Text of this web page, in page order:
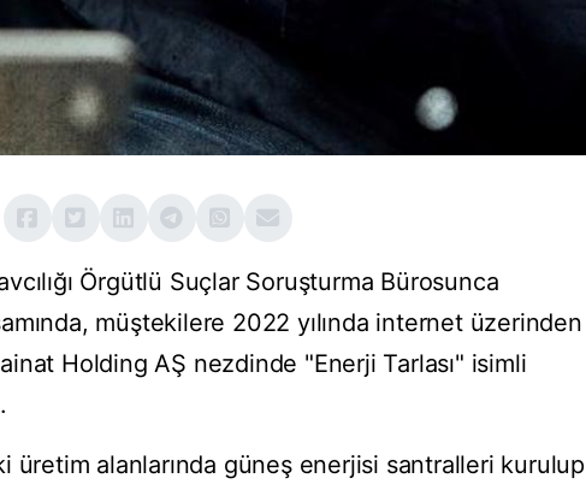
Örgütlü Suçlar Soruşturma Bürosunca
müştekilere 2022 yılında internet üzerinden
Holding AŞ nezdinde "Enerji Tarlası" isimli
üretim alanlarında güneş enerjisi santralleri kurulup